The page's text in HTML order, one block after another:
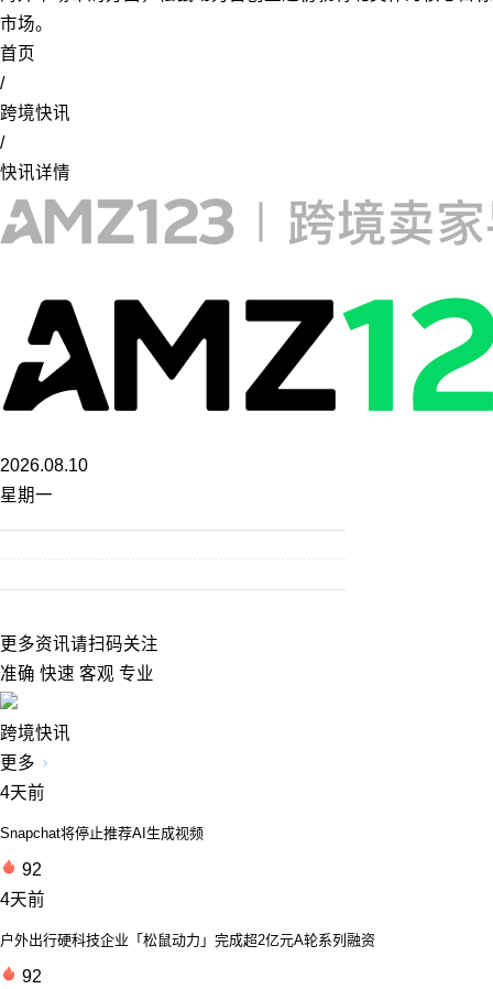
市场。
首页
/
跨境快讯
/
快讯详情
2026.08.10
星期一
更多资讯请扫码关注
准确 快速 客观 专业
跨境快讯
更多
4天前
Snapchat将停止推荐AI生成视频
92
4天前
户外出行硬科技企业「松鼠动力」完成超2亿元A轮系列融资
92